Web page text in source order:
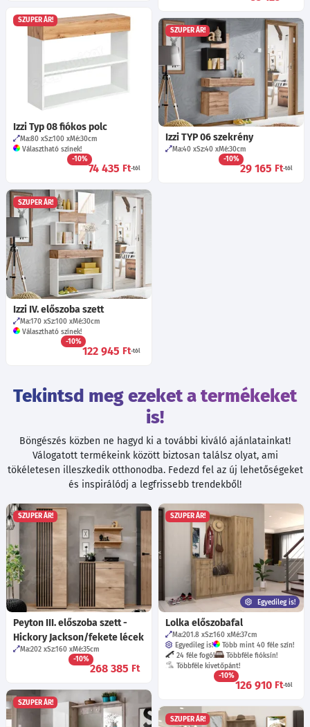
SZUPER ÁR!
Izzi Typ 08 fiókos polc
Ma:80 Sz:100 Mé:30cm
Választható színek!
-10%
74 435 Ft-tól
SZUPER ÁR!
Izzi TYP 06 szekrény
Ma:40 Sz:40 Mé:30cm
-10%
29 165 Ft-tól
SZUPER ÁR!
Izzi IV. előszoba szett
Ma:170 Sz:100 Mé:30cm
Választható színek!
-10%
122 945 Ft-tól
Tekintsd meg ezeket a termékeket
is!
Böngészés közben ne hagyd ki a további kiváló ajánlatainkat!
Válogatott termékeink között biztosan találsz olyat, ami
tökéletesen illeszkedik otthonodba. Fedezd fel az új lehetőségeket
és inspirálódj a legfrissebb trendekből!
SZUPER ÁR!
Peyton III. előszoba szett -
Hickory Jackson/fekete lécek
Ma:202 Sz:160 Mé:35cm
-10%
268 385 Ft
SZUPER ÁR!
Egyedileg is!
Lolka előszobafal
Ma:201.8 Sz:160 Mé:37cm
Egyedileg is!
Több mint 40 féle szín!
24 féle fogó!
Többféle fióksín!
Többféle kivetőpánt!
-10%
126 910 Ft-tól
SZUPER ÁR!
SZUPER ÁR!